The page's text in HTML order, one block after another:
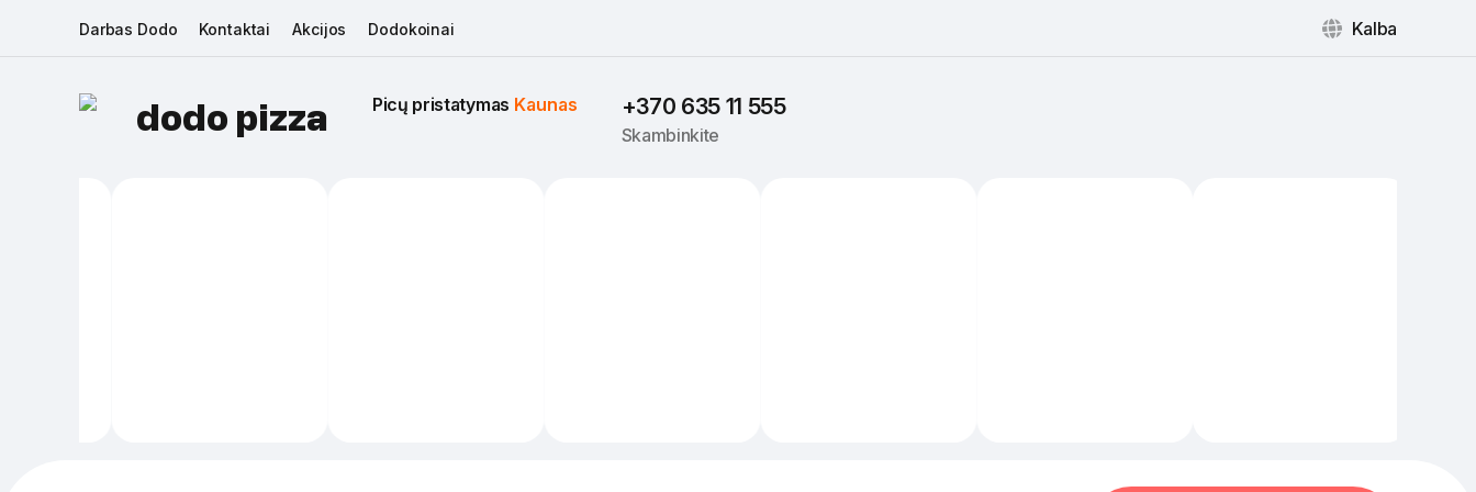
Darbas Dodo Kontaktai Akcijos Dodokoinai Kalba
dodo pizza Picų pristatymas Kaunas +370 635 11 555
Skambinkite